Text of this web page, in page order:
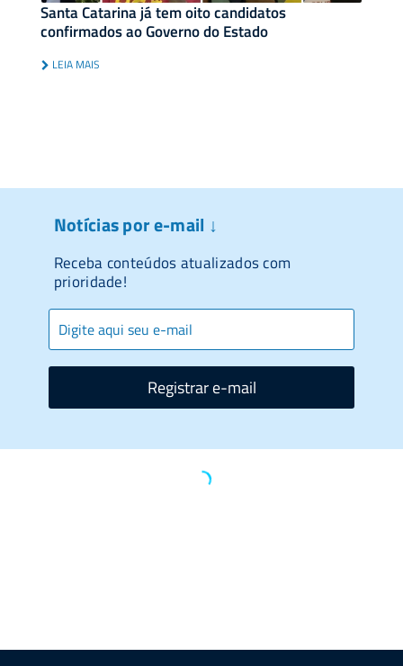
Santa Catarina já tem oito candidatos
confirmados ao Governo do Estado
LEIA MAIS
Notícias por e-mail ↓
Receba conteúdos atualizados com
prioridade!
Registrar e-mail